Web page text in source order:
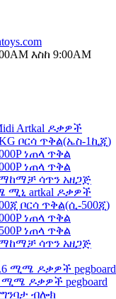
እስከ 9:00AM
Artkal ዶቃዎች
ቦርሳ ጥቅል(ኤስ-1ኪጂ)
ነጠላ ጥቅል
ነጠላ ጥቅል
ሳጥን አዘጋጅ
ሚኒ artkal ዶቃዎች
ቦርሳ ጥቅል(ሲ-500ጂ)
ነጠላ ጥቅል
ነጠላ ጥቅል
ሳጥን አዘጋጅ
ሚሜ ዶቃዎች pegboard
ሚሜ ዶቃዎች pegboard
ብሎክ